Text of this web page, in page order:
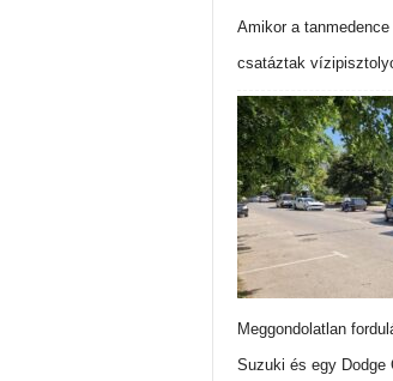
Amikor a
csatáztak
Meggondolatlan
Suzuki és egy Dodge